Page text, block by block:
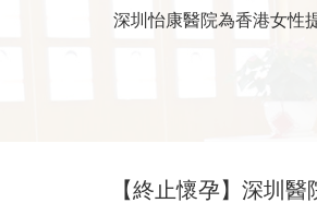
深圳怡康醫院為香港女性
【終止懷孕】深圳